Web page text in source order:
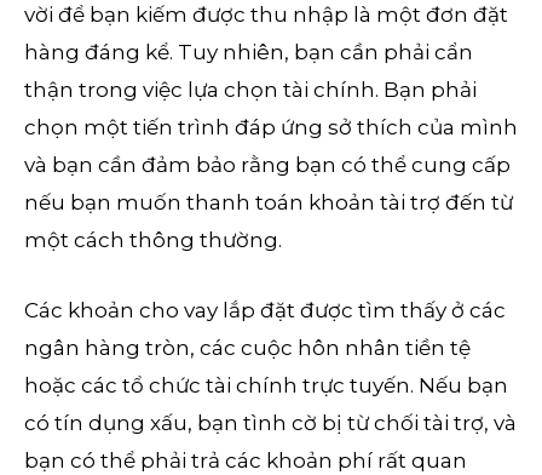
vời để bạn kiếm được thu nhập là một đơn đặt
hàng đáng kể. Tuy nhiên, bạn cần phải cẩn
thận trong việc lựa chọn tài chính. Bạn phải
chọn một tiến trình đáp ứng sở thích của mình
và bạn cần đảm bảo rằng bạn có thể cung cấp
nếu bạn muốn thanh toán khoản tài trợ đến từ
một cách thông thường.
Các khoản cho vay lắp đặt được tìm thấy ở các
ngân hàng tròn, các cuộc hôn nhân tiền tệ
hoặc các tổ chức tài chính trực tuyến. Nếu bạn
có tín dụng xấu, bạn tình cờ bị từ chối tài trợ, và
bạn có thể phải trả các khoản phí rất quan